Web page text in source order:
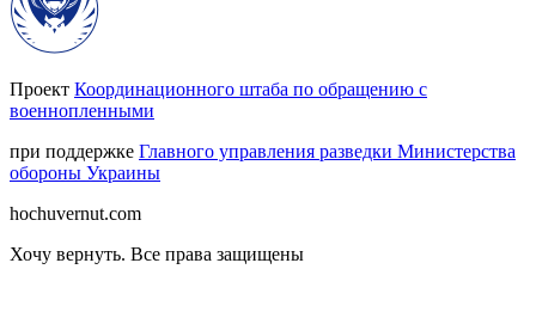
Проект Координационного штаба по обращению с
военнопленными
при поддержке Главного управления разведки Министерства
обороны Украины
hochuvernut.com
Хочу вернуть. Все права защищены